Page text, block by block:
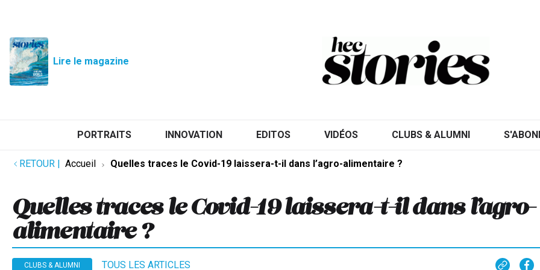
Lire le magazine
PORTRAITS INNOVATION EDITOS VIDÉOS CLUBS & ALUMNI
RETOUR | Accueil Quelles traces le Covid-19 laissera-t-il dans l’agro-alimentaire ?
Quelles traces le Covid-19 laissera-t-il dans l’agro-
alimentaire ?
CLUBS & ALUMNI TOUS LES ARTICLES